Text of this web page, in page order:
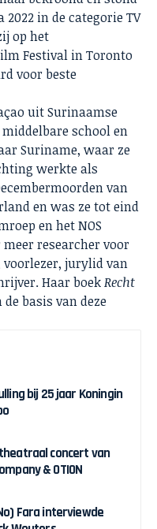
in de categorie TV
op het
Festival in Toronto
voor beste
uit Surinaamse
school en
Suriname, waar ze
werkte als
van
en was ze tot eind
en het NOS
researcher voor
voorlezer, jurylid van
Haar boekRecht
basis van deze
bij 25 jaar Koningin
theatraal concert van
& OTION
Fara interviewde